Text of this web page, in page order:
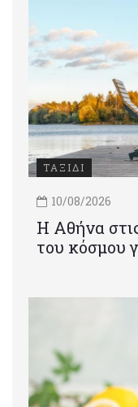
ΤΑΞΙΔΙ
10/08/2026
Η Αθήνα
του κόσμου